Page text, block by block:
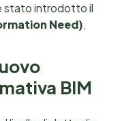
stato introdotto il
Need).
BIM